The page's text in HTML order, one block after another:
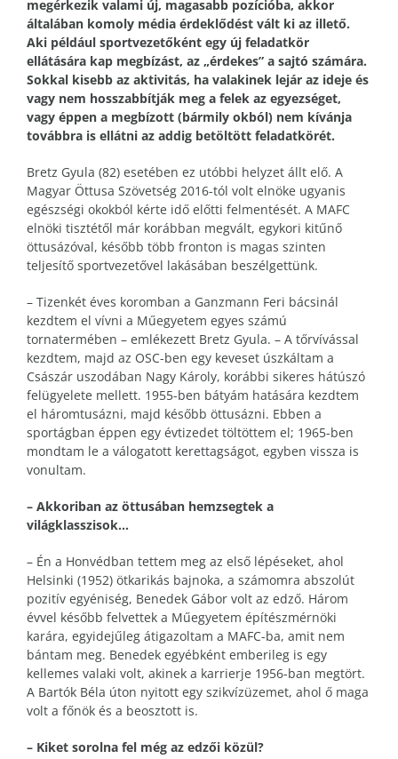
megérkezik valami új, magasabb pozícióba, akkor
általában komoly média érdeklődést vált ki az illető.
Aki például sportvezetőként egy új feladatkör
ellátására kap megbízást, az „érdekes” a sajtó számára.
Sokkal kisebb az aktivitás, ha valakinek lejár az ideje és
vagy nem hosszabbítják meg a felek az egyezséget,
vagy éppen a megbízott (bármily okból) nem kívánja
továbbra is ellátni az addig betöltött feladatkörét.
Bretz Gyula (82) esetében ez utóbbi helyzet állt elő. A
Magyar Öttusa Szövetség 2016-tól volt elnöke ugyanis
egészségi okokból kérte idő előtti felmentését. A MAFC
elnöki tisztétől már korábban megvált, egykori kitűnő
öttusázóval, később több fronton is magas szinten
teljesítő sportvezetővel lakásában beszélgettünk.
– Tizenkét éves koromban a Ganzmann Feri bácsinál
kezdtem el vívni a Műegyetem egyes számú
tornatermében – emlékezett Bretz Gyula. – A tőrvívással
kezdtem, majd az OSC-ben egy keveset úszkáltam a
Császár uszodában Nagy Károly, korábbi sikeres hátúszó
felügyelete mellett. 1955-ben bátyám hatására kezdtem
el háromtusázni, majd később öttusázni. Ebben a
sportágban éppen egy évtizedet töltöttem el; 1965-ben
mondtam le a válogatott kerettagságot, egyben vissza is
vonultam.
– Akkoriban az öttusában hemzsegtek a
világklasszisok…
– Én a Honvédban tettem meg az első lépéseket, ahol
Helsinki (1952) ötkarikás bajnoka, a számomra abszolút
pozitív egyéniség, Benedek Gábor volt az edző. Három
évvel később felvettek a Műegyetem építészmérnöki
karára, egyidejűleg átigazoltam a MAFC-ba, amit nem
bántam meg. Benedek egyébként emberileg is egy
kellemes valaki volt, akinek a karrierje 1956-ban megtört.
A Bartók Béla úton nyitott egy szikvízüzemet, ahol ő maga
volt a főnök és a beosztott is.
– Kiket sorolna fel még az edzői közül?